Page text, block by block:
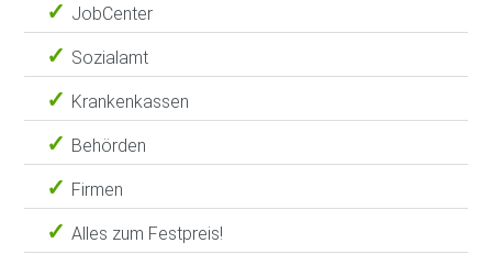
JobCenter
Sozialamt
Krankenkassen
Behörden
Firmen
Alles zum Festpreis!